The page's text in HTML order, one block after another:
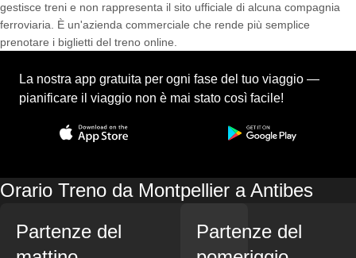
gestisce treni e non rappresenta il sito ufficiale di alcuna compagnia
ferroviaria. È un'azienda commerciale che rende più semplice
prenotare i biglietti del treno online.
La nostra app gratuita per ogni fase del tuo viaggio —
pianificare il viaggio non è mai stato così facile!
Orario Treno da Montpellier a Antibes
Partenze del
Partenze del